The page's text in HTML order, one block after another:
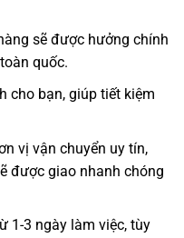
sẽ được hưởng chính
quốc.
cho bạn, giúp tiết kiệm
vị vận chuyển uy tín,
được giao nhanh chóng
1-3 ngày làm việc, tùy